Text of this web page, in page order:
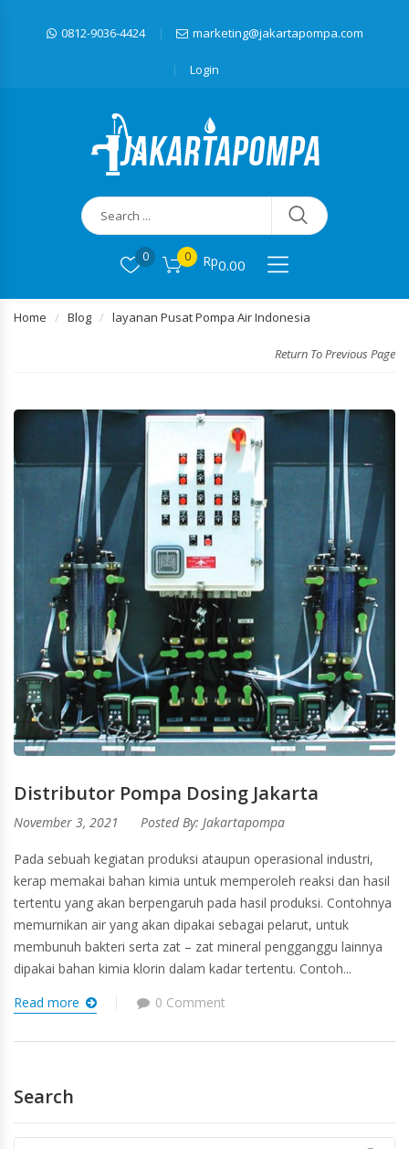
0812-9036-4424 marketing@jakartapompa.com
Login
0 0 Rp0.00
Home Blog layanan Pusat Pompa Air Indonesia
Return To Previous Page
Distributor Pompa Dosing Jakarta
November 3, 2021 Posted By: Jakartapompa
Pada sebuah kegiatan produksi ataupun operasional industri,
kerap memakai bahan kimia untuk memperoleh reaksi dan hasil
tertentu yang akan berpengaruh pada hasil produksi. Contohnya
memurnikan air yang akan dipakai sebagai pelarut, untuk
membunuh bakteri serta zat – zat mineral pengganggu lainnya
dipakai bahan kimia klorin dalam kadar tertentu. Contoh...
Read more
0 Comment
Search